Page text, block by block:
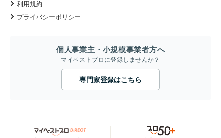
利用規約
プライバシーポリシー
個人事業主・小規模事業者方へ
マイベストプロに登録しませんか？
専門家登録はこちら